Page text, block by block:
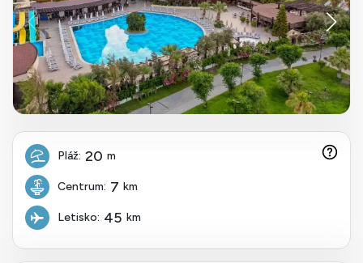
Pláž: 20 m
Centrum: 7 km
Letisko: 45 km